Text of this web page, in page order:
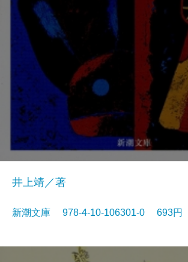
井上靖／著
新潮文庫 978-4-10-106301-0 693円